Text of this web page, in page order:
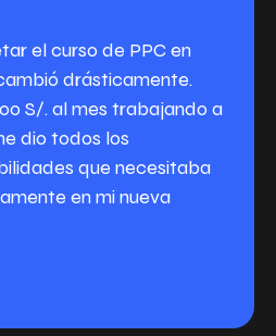
el curso de PPC en
drásticamente.
S/. al mes trabajando a
dio todos los
que necesitaba
en mi nueva